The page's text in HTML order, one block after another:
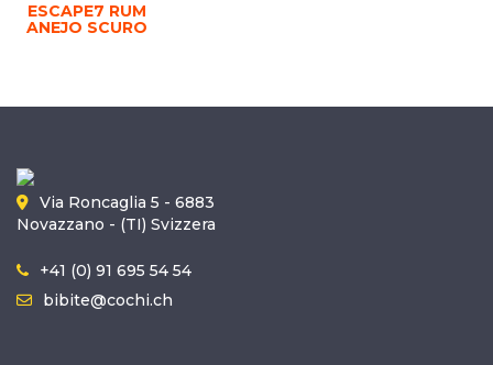
ESCAPE7 RUM
ANEJO SCURO
Via Roncaglia 5 - 6883
Novazzano - (TI) Svizzera
+41 (0) 91 695 54 54
bibite@cochi.ch